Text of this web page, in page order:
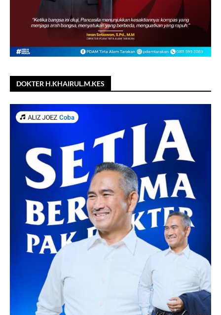
DOKTER H.KHAIRUL.M.KES